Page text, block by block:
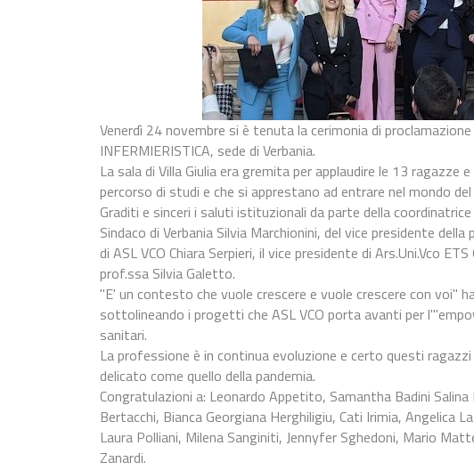
Venerdì 24 novembre si è tenuta la cerimonia di
INFERMIERISTICA, sede di Verbania.
La sala di Villa Giulia era gremita per applaudire le 13 ragazze
percorso di studi e che si apprestano ad entrare nel mondo
Graditi e sinceri i saluti istituzionali da parte della coordinatrice
Sindaco di Verbania Silvia Marchionini, del vice presidente
di ASL VCO Chiara Serpieri, il vice presidente di Ars.Uni.Vco
prof.ssa Silvia Galetto.
"E' un contesto che vuole crescere e vuole crescere con voi"
sottolineando i progetti che ASL VCO porta avanti per
sanitari.
La professione è in continua evoluzione e certo questi
delicato come quello della pandemia.
Congratulazioni a: Leonardo Appetito, Samantha Badini Salina
Bertacchi, Bianca Georgiana Herghiligiu, Cati Irimia, Angelica
Laura Polliani, Milena Sanginiti, Jennyfer Sghedoni, Mario
Zanardi.